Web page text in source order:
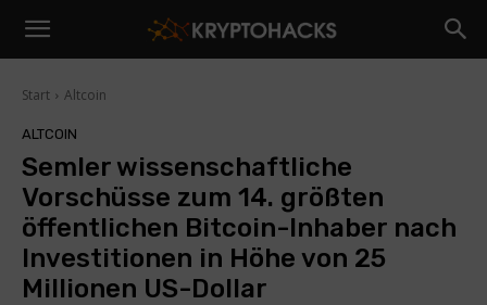
Start Altcoin
ALTCOIN
Semler wissenschaftliche
Vorschüsse zum 14. größten
öffentlichen Bitcoin-Inhaber nach
Investitionen in Höhe von 25
Millionen US-Dollar